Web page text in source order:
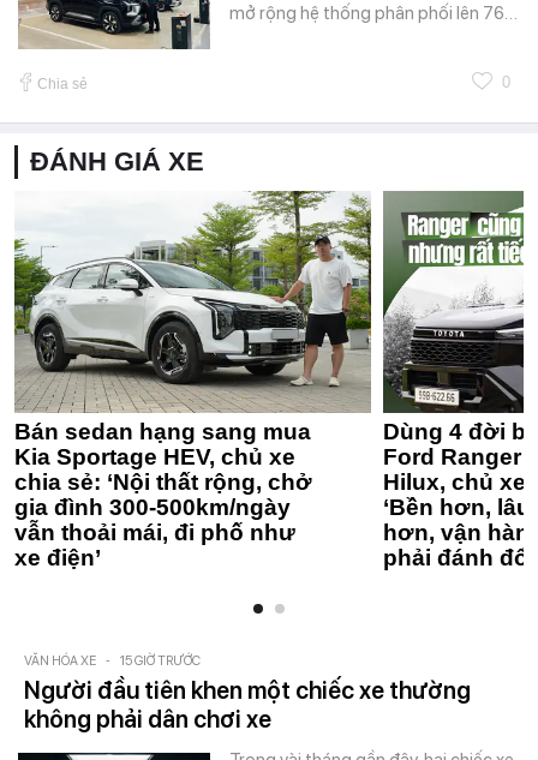
mở rộng hệ thống phân phối lên 76…
Chia sẻ 0
ĐÁNH GIÁ XE
Bán sedan hạng sang mua
Kia Sportage HEV, chủ xe
chia sẻ: ‘Nội thất rộng, chở
gia đình 300-500km/ngày
vẫn thoải mái, đi phố như
xe điện’
Dùng 4 đời
Ford Ranger
Hilux, chủ xe
‘Bền hơn,
hơn, vận
phải đánh
VĂN HÓA XE - 15 GIỜ TRƯỚC
Người đầu tiên khen một chiếc xe thường
không phải dân chơi xe